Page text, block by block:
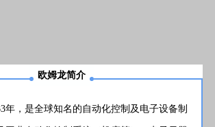
欧姆龙简介
年，是全球知名的自动化控制及电子设备制